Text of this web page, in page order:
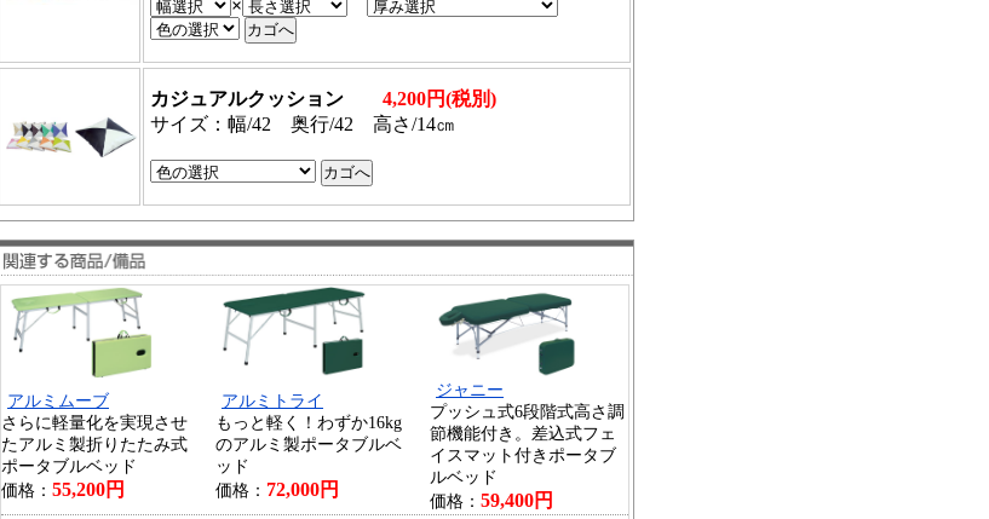
×
カジュアルクッション 4,200円(税別)
サイズ：幅/42 奥行/42 高さ/14㎝
アルミムーブ
さらに軽量化を実現させ
たアルミ製折りたたみ式
ポータブルベッド
価格： 55,200円
アルミトライ
もっと軽く！わずか16kg
のアルミ製ポータブルベ
ッド
価格： 72,000円
ジャニー
プッシュ式6段階式高さ調
節機能付き。差込式フェ
イスマット付きポータブ
ルベッド
価格： 59,400円